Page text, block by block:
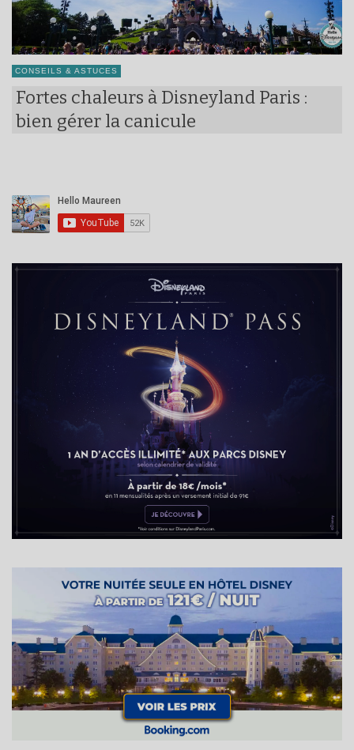
CONSEILS & ASTUCES
Fortes chaleurs à Disneyland Paris :
bien gérer la canicule